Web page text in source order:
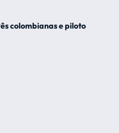
colombianas e piloto